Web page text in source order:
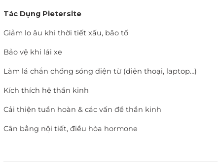
Tác Dụng Pietersite
Giảm lo âu khi thời tiết xấu, bão tố
Bảo vệ khi lái xe
Làm lá chắn chống sóng điện từ (điện thoại, laptop…)
Kích thích hệ thần kinh
Cải thiện tuần hoàn & các vấn đề thần kinh
Cân bằng nội tiết, điều hòa hormone